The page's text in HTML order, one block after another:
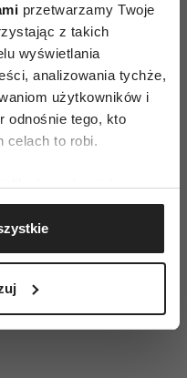
przetwarzamy Twoje
z takich
wyświetlania
analizowania tychże,
użytkowników i
odnośnie tego, kto
celach to robi.
również:
Twojej lokalizacji
nawet do kilku metrów
aktywnie
odcisk palca)
hasła 5.,
„Bądź
zachęcamy
z tymi
się im
pomagamy